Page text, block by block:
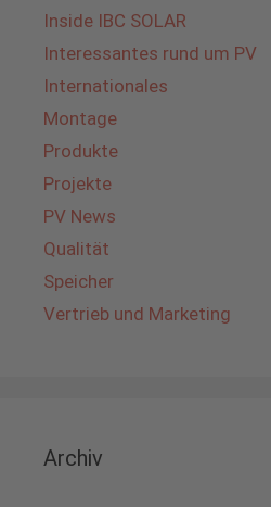
Inside IBC SOLAR
Interessantes rund um PV
Internationales
Montage
Produkte
Projekte
PV News
Qualität
Speicher
Vertrieb und Marketing
Archiv